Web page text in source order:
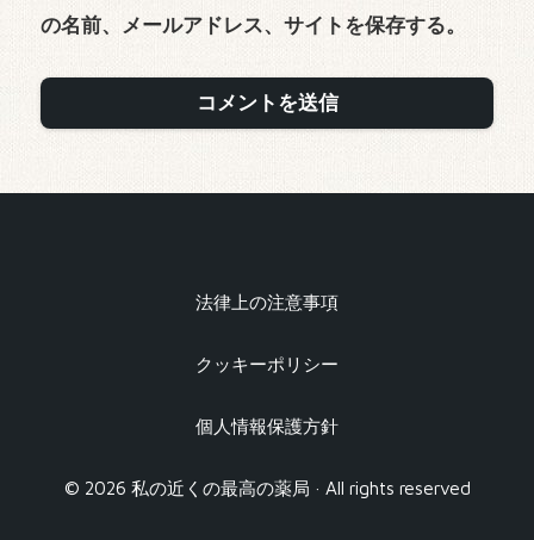
の名前、メールアドレス、サイトを保存する。
法律上の注意事項
クッキーポリシー
個人情報保護方針
© 2026 私の近くの最高の薬局 · All rights reserved